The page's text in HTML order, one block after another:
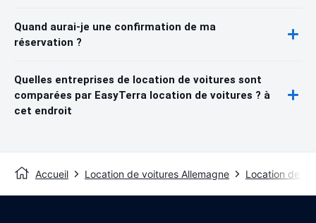
Quand aurai-je une confirmation de ma
réservation ?
Quelles entreprises de location de voitures sont
comparées par EasyTerra location de voitures ? à
cet endroit
Accueil Location de voitures Allemagne Location de